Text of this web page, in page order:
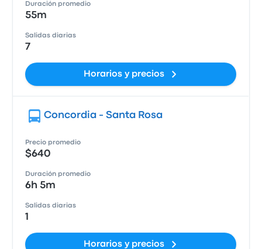
Duración promedio
55m
Salidas diarias
7
Horarios y precios
Concordia - Santa Rosa
Precio promedio
$640
Duración promedio
6h 5m
Salidas diarias
1
Horarios y precios